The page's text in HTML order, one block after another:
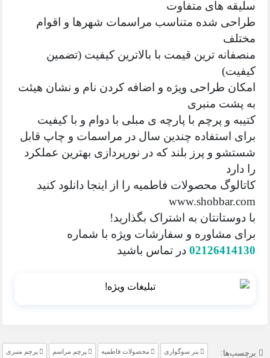
سلیقه های متفاوت
طراحی شده متناسب مراسمات شهرها و اقوام
مختلف
منصفانه ترین قیمت با بالاترین کیفیت (تضمین
کیفیت)
امکان طراحی ویژه و اضافه کردن نام و نشان هیئت
به پشت منبری
کتیبه و پرچم با پارچه ی مبلی با دوام و با کیفیت
برای استفاده چندین سال در مراسمات و چاپ قابل
شستشو و پرز بلند که در نورپردازی بهترین عملکرد
را دارد
کاتالوگ محصولات فاطمیه را از اینجا دانلود کنید
www.shobbar.com
با دوستانتان به اشتراک بگذارید!
برای مشاوره و سفارشات ویژه با شماره
02126414130 در تماس باشید
برچسب‌ها: بنر سوگواری محصولات فاطمیه پرچم مراسم پرچم منبری